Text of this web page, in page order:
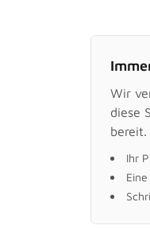
Wir
diese
bereit.
Ihr